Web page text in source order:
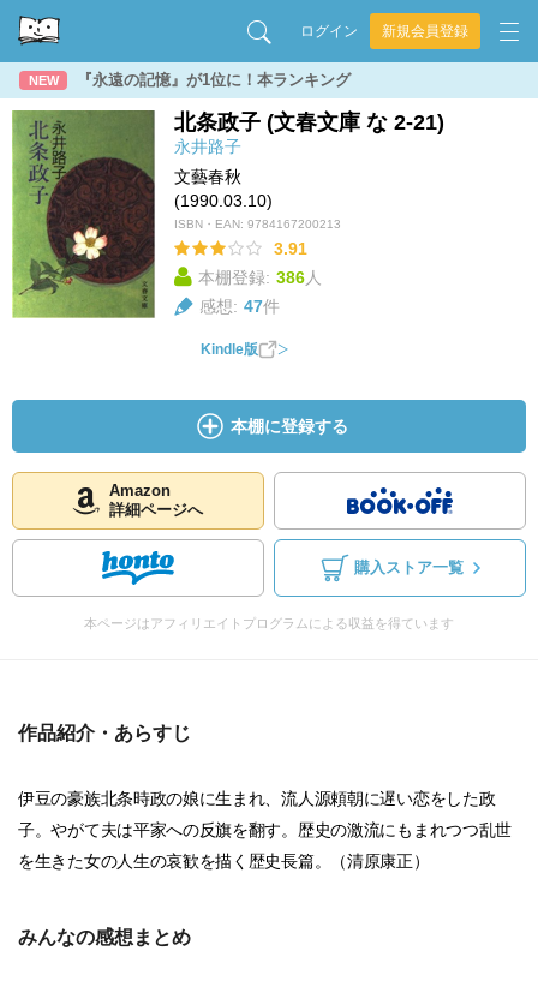
ログイン 新規会員登録
NEW 『永遠の記憶』が1位に！本ランキング
北条政子 (文春文庫 な 2-21)
永井路子
文藝春秋
(1990.03.10)
ISBN・EAN: 9784167200213
3.91
本棚登録: 386人
感想: 47件
Kindle版
本棚に登録する
Amazon
詳細ページへ
購入ストア一覧
本ページはアフィリエイトプログラムによる収益を得ています
作品紹介・あらすじ
伊豆の豪族北条時政の娘に生まれ、流人源頼朝に遅い恋をした政
子。やがて夫は平家への反旗を翻す。歴史の激流にもまれつつ乱世
を生きた女の人生の哀歓を描く歴史長篇。（清原康正）
みんなの感想まとめ